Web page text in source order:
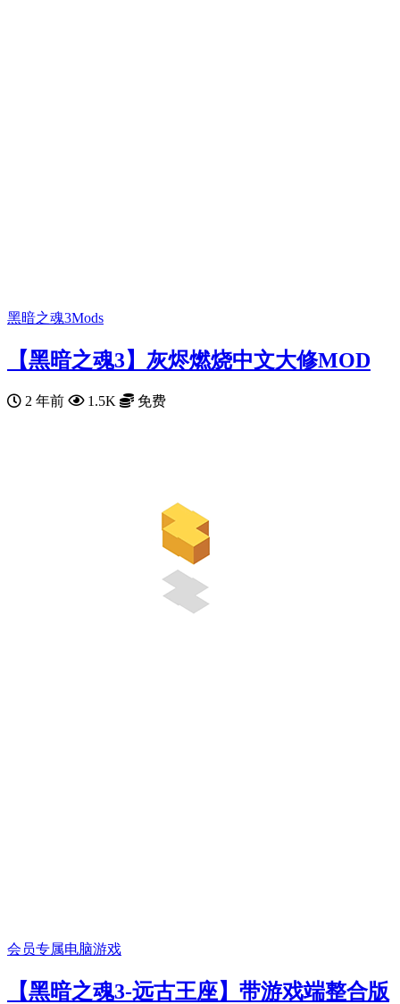
黑暗之魂3Mods
【黑暗之魂3】灰烬燃烧中文大修MOD
2 年前 1.5K 免费
会员专属电脑游戏
【黑暗之魂3-远古王座】带游戏端整合版